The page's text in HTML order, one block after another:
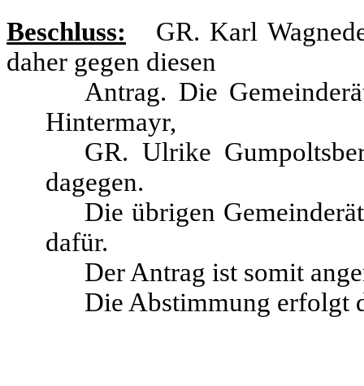
Beschluss: GR. Karl
daher gegen diesen
Antrag. Die
Hintermayr,
GR. Ulrike
dagegen.
Die übrigen
dafür.
Der Antrag ist somit
Die Abstimmung erfolgt